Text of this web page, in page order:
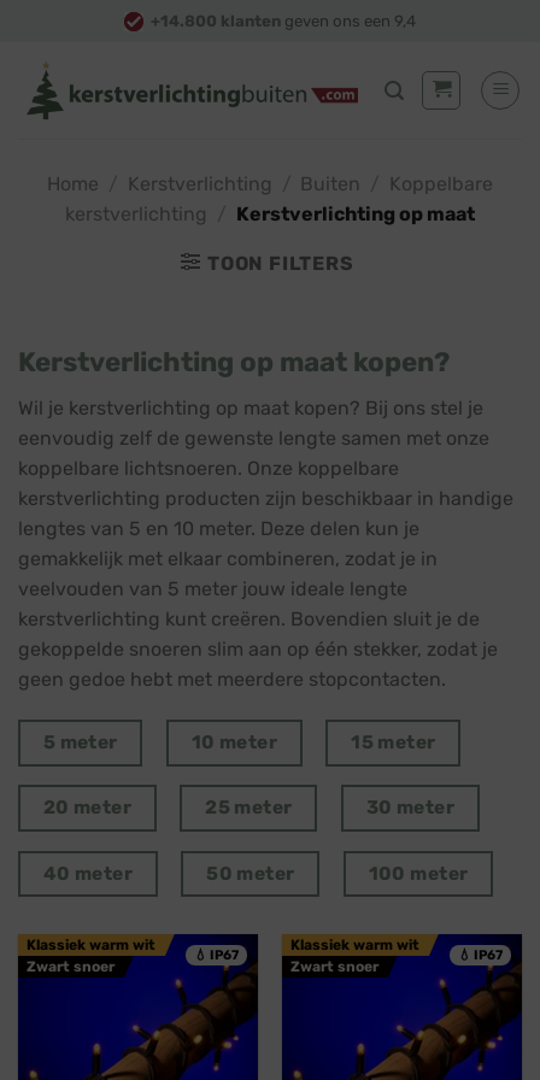
content
+14.800 klanten geven ons een 9,4
Home Kerstverlichting Buiten
Koppelbare
kerstverlichting
Kerstverlichting op maat
TOON FILTERS
Kerstverlichting op maat kopen?
Wil je kerstverlichting op maat kopen? Bij ons stel je
eenvoudig zelf de gewenste lengte samen met onze
koppelbare lichtsnoeren. Onze koppelbare
kerstverlichting producten zijn beschikbaar in handige
lengtes van 5 en 10 meter. Deze delen kun je
gemakkelijk met elkaar combineren, zodat je in
veelvouden van 5 meter jouw ideale lengte
kerstverlichting kunt creëren. Bovendien sluit je de
gekoppelde snoeren slim aan op één stekker, zodat je
geen gedoe hebt met meerdere stopcontacten.
5 meter 10 meter 15 meter
20 meter 25 meter 30 meter
40 meter 50 meter 100 meter
💧 IP67
Klassiek warm wit
Zwart snoer
💧 IP67
Klassiek warm wit
Zwart snoer